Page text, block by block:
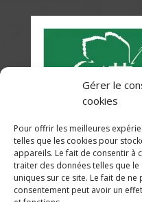
Gérer le
cookies
Pour offrir les meilleures
telles que les cookies pour
appareils. Le fait de consentir à
traiter des données telles que
uniques sur ce site. Le fait de
consentement peut avoir un